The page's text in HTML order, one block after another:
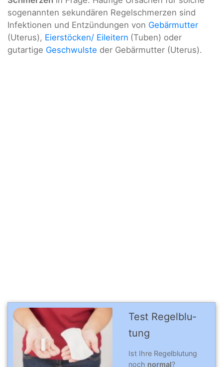
sogenannten sekundären Regelschmerzen sind
Infektionen und Entzündungen von Gebärmutter
(Uterus), Eierstöcken/ Eileitern (Tuben) oder
gutartige Geschwulste der Gebärmutter (Uterus).
Test Regelblu­
tung
Ist Ihre Regelblutung
noch normal?